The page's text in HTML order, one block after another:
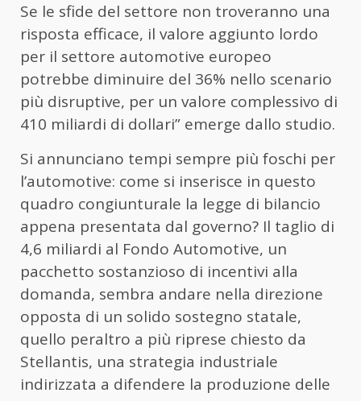
Se le sfide del settore non troveranno una
risposta efficace, il valore aggiunto lordo
per il settore automotive europeo
potrebbe diminuire del 36% nello scenario
più disruptive, per un valore complessivo di
410 miliardi di dollari” emerge dallo studio.
Si annunciano tempi sempre più foschi per
l’automotive: come si inserisce in questo
quadro congiunturale la legge di bilancio
appena presentata dal governo? Il taglio di
4,6 miliardi al Fondo Automotive, un
pacchetto sostanzioso di incentivi alla
domanda, sembra andare nella direzione
opposta di un solido sostegno statale,
quello peraltro a più riprese chiesto da
Stellantis, una strategia industriale
indirizzata a difendere la produzione delle